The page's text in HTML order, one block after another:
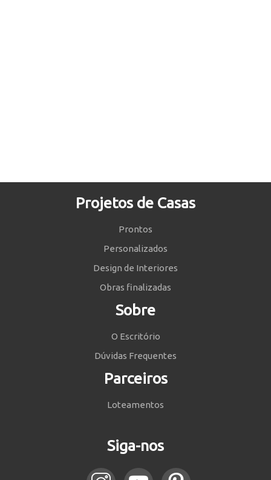
Projetos de Casas
Prontos
Personalizados
Design de Interiores
Obras finalizadas
Sobre
O Escritório
Dúvidas Frequentes
Parceiros
Loteamentos
Siga-nos